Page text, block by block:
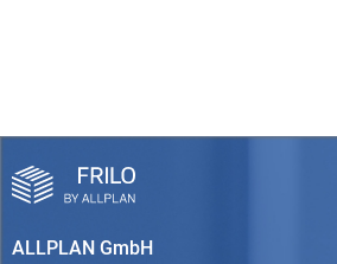
ALLPLAN GmbH